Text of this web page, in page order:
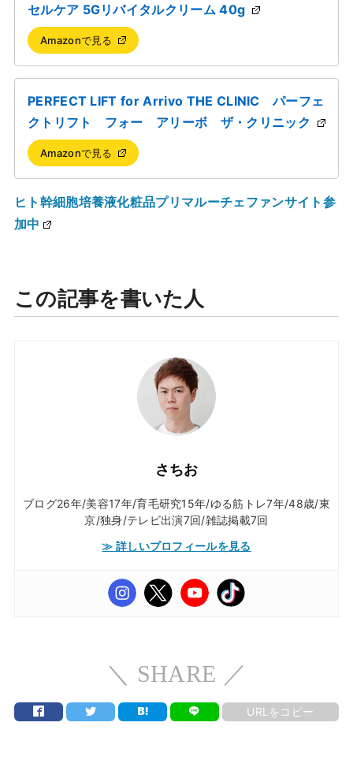
セルケア 5Gリバイタルクリーム 40g
Amazonで見る
PERFECT LIFT for Arrivo THE CLINIC パーフェ
クトリフト フォー アリーボ ザ・クリニック
Amazonで見る
ヒト幹細胞培養液化粧品プリマルーチェファンサイト参
加中
この記事を書いた人
さちお
ブログ26年/美容17年/育毛研究15年/ゆる筋トレ7年/48歳/東
京/独身/テレビ出演7回/雑誌掲載7回
≫ 詳しいプロフィールを見る
＼ SHARE ／
URLをコピー